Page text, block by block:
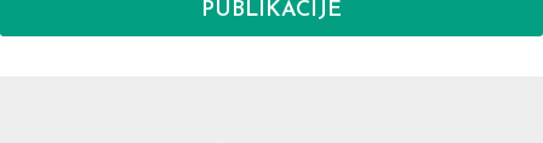
PUBLIKACIJE